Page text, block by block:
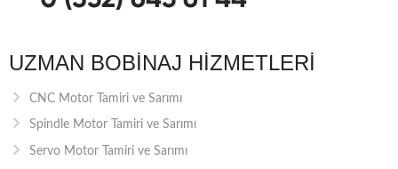
UZMAN BOBINAJ HIZMETLERI
CNC Motor Tamiri ve Sarımı
Spindle Motor Tamiri ve Sarımı
Servo Motor Tamiri ve Sarımı